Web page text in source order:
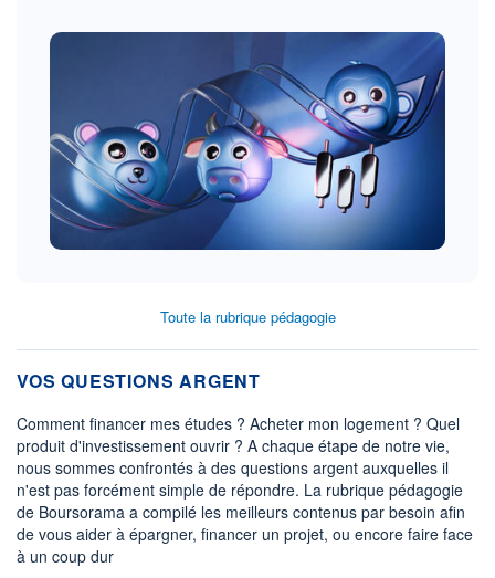
Toute la rubrique pédagogie
VOS QUESTIONS ARGENT
Comment financer mes études ? Acheter mon logement ? Quel
produit d'investissement ouvrir ? A chaque étape de notre vie,
nous sommes confrontés à des questions argent auxquelles il
n'est pas forcément simple de répondre. La rubrique pédagogie
de Boursorama a compilé les meilleurs contenus par besoin afin
de vous aider à épargner, financer un projet, ou encore faire face
à un coup dur